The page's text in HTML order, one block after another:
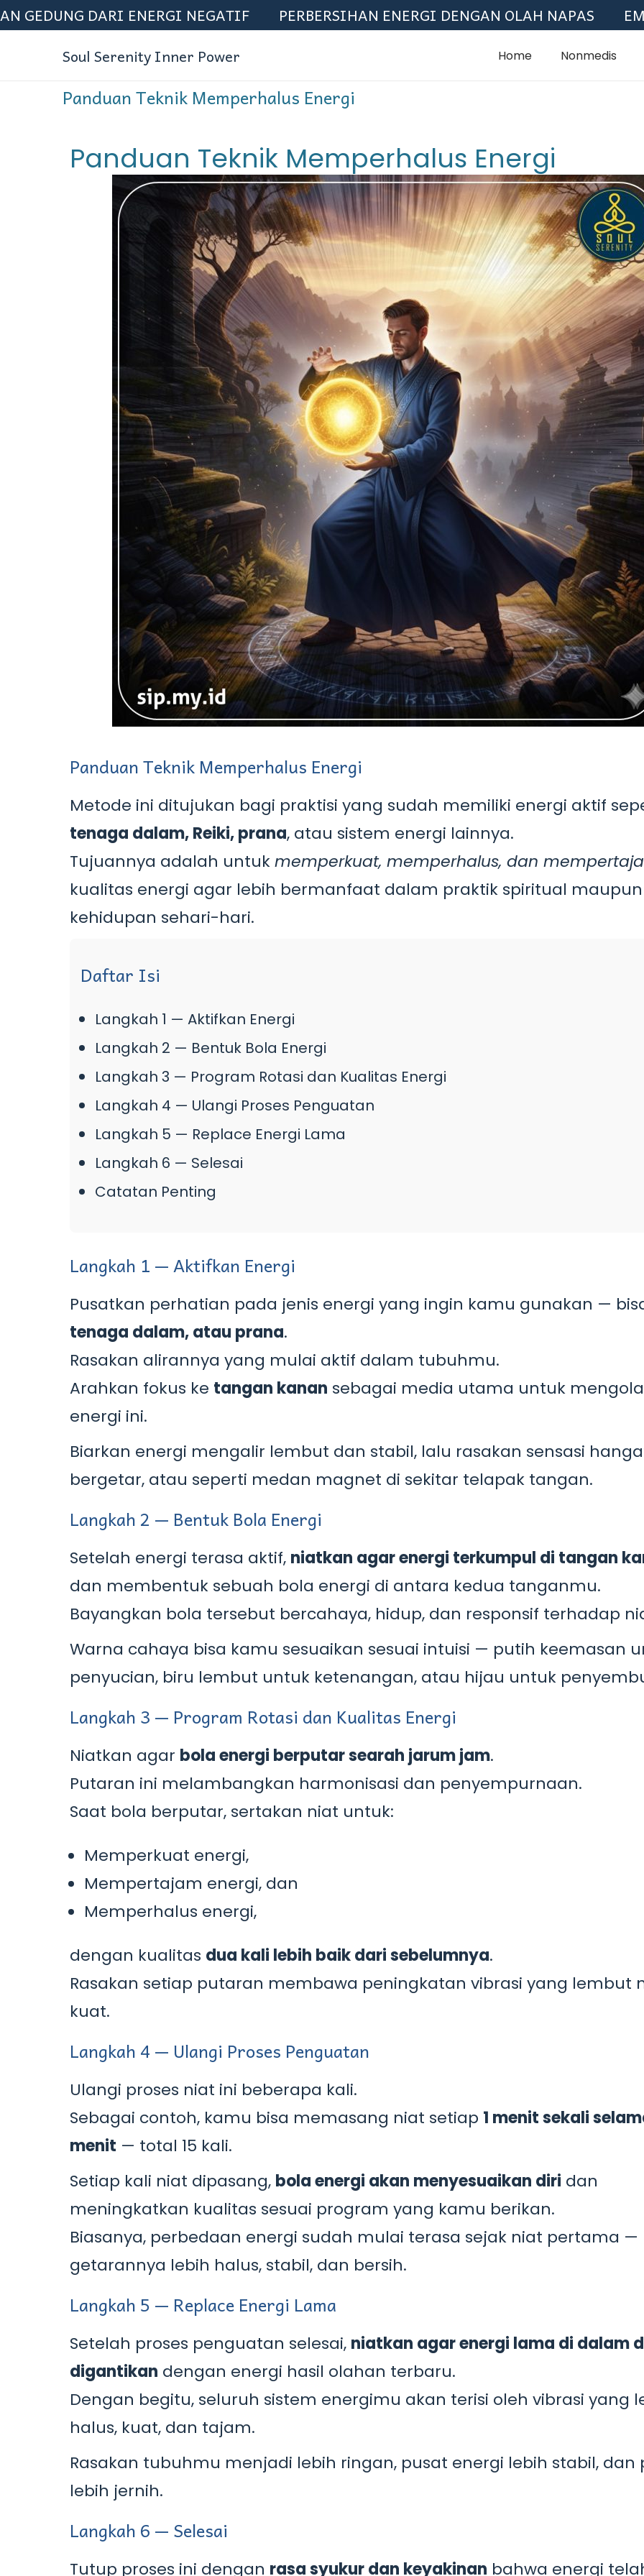
DARI ENERGI NEGATIF PERBERSIHAN ENERGI DENGAN OLAH NAPAS
Soul Serenity Inner Power
Home Nonmedis
Panduan Teknik Memperhalus Energi
Panduan Teknik Memperhalus Energi
Panduan Teknik Memperhalus Energi
Metode ini ditujukan bagi praktisi yang sudah memiliki energi aktif
tenaga dalam, Reiki, prana, atau sistem energi lainnya.
Tujuannya adalah untukmemperkuat, memperhalus, dan
kualitas energi agar lebih bermanfaat dalam praktik spiritual maupun
kehidupan sehari-hari.
Daftar Isi
Langkah 1 — Aktifkan Energi
Langkah 2 — Bentuk Bola Energi
Langkah 3 — Program Rotasi dan Kualitas Energi
Langkah 4 — Ulangi Proses Penguatan
Langkah 5 — Replace Energi Lama
Langkah 6 — Selesai
Catatan Penting
Langkah 1 — Aktifkan Energi
Pusatkan perhatian pada jenis energi yang ingin kamu gunakan —
tenaga dalam, atau prana.
Rasakan alirannya yang mulai aktif dalam tubuhmu.
Arahkan fokus ke tangan kanan sebagai media utama untuk
energi ini.
Biarkan energi mengalir lembut dan stabil, lalu rasakan sensasi
bergetar, atau seperti medan magnet di sekitar telapak tangan.
Langkah 2 — Bentuk Bola Energi
Setelah energi terasa aktif, niatkan agar energi terkumpul di tangan
dan membentuk sebuah bola energi di antara kedua tanganmu.
Bayangkan bola tersebut bercahaya, hidup, dan responsif terhadap
Warna cahaya bisa kamu sesuaikan sesuai intuisi — putih keemasan
penyucian, biru lembut untuk ketenangan, atau hijau untuk
Langkah 3 — Program Rotasi dan Kualitas Energi
Niatkan agar bola energi berputar searah jarum jam.
Putaran ini melambangkan harmonisasi dan penyempurnaan.
Saat bola berputar, sertakan niat untuk:
Memperkuat energi,
Mempertajam energi, dan
Memperhalus energi,
dengan kualitas dua kali lebih baik dari sebelumnya.
Rasakan setiap putaran membawa peningkatan vibrasi yang lembut
kuat.
Langkah 4 — Ulangi Proses Penguatan
Ulangi proses niat ini beberapa kali.
Sebagai contoh, kamu bisa memasang niat setiap 1 menit sekali
menit — total 15 kali.
Setiap kali niat dipasang, bola energi akan menyesuaikan diri dan
meningkatkan kualitas sesuai program yang kamu berikan.
Biasanya, perbedaan energi sudah mulai terasa sejak niat pertama —
getarannya lebih halus, stabil, dan bersih.
Langkah 5 — Replace Energi Lama
Setelah proses penguatan selesai, niatkan agar energi lama di dalam
digantikan dengan energi hasil olahan terbaru.
Dengan begitu, seluruh sistem energimu akan terisi oleh vibrasi yang
halus, kuat, dan tajam.
Rasakan tubuhmu menjadi lebih ringan, pusat energi lebih stabil, dan
lebih jernih.
Langkah 6 — Selesai
Tutup proses ini dengan rasa syukur dan keyakinan bahwa energi